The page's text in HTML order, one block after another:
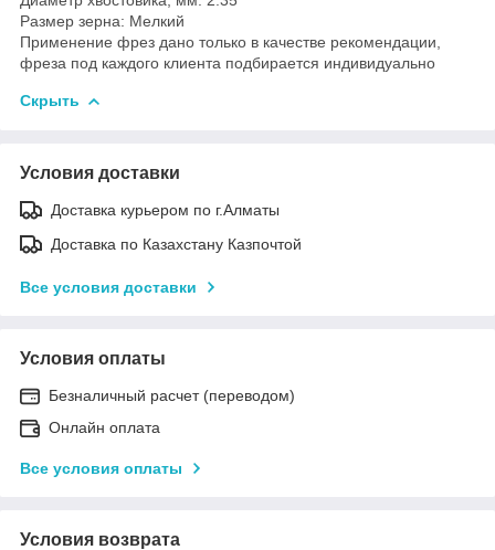
Размер зерна: Мелкий
Применение фрез дано только в качестве рекомендации,
фреза под каждого клиента подбирается индивидуально
Скрыть
Условия доставки
Доставка курьером по г.Алматы
Доставка по Казахстану Казпочтой
Все условия доставки
Условия оплаты
Безналичный расчет (переводом)
Онлайн оплата
Все условия оплаты
Условия возврата